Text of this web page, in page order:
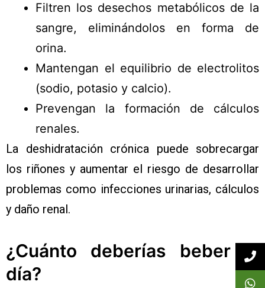
Filtren los desechos metabólicos de la
sangre, eliminándolos en forma de
orina.
Mantengan el equilibrio de electrolitos
(sodio, potasio y calcio).
Prevengan la formación de cálculos
renales.
La deshidratación crónica puede sobrecargar
los riñones y aumentar el riesgo de desarrollar
problemas como infecciones urinarias, cálculos
y daño renal.
¿Cuánto deberías beber al
día?